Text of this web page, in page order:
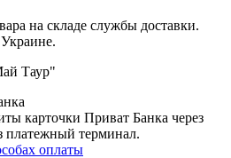
на складе службы доставки.
карточки Приват Банка через
платежный терминал.
оплаты